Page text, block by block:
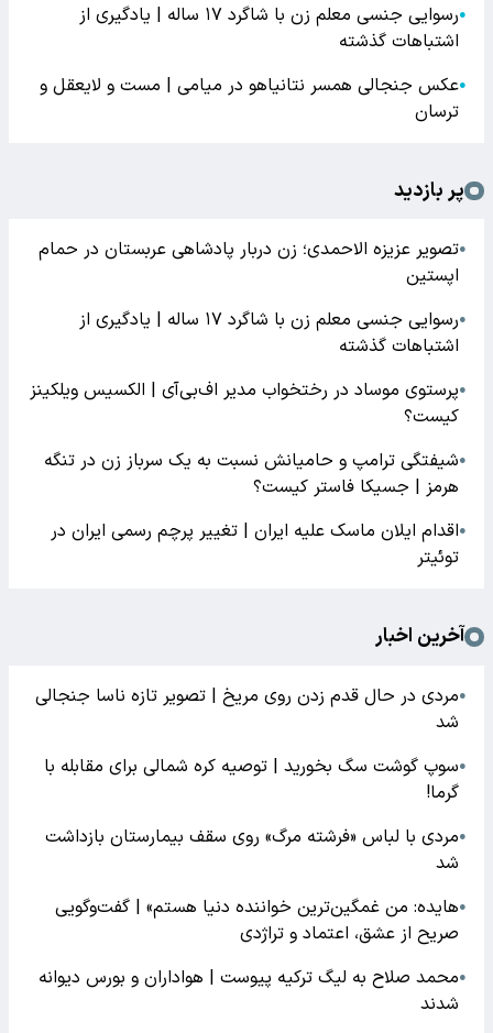
●
رسوایی جنسی معلم زن با شاگرد ۱۷ ساله | یادگیری از
اشتباهات گذشته
●عکس جنجالی همسر نتانیاهو در میامی | مست و لایعقل و
ترسان
پر بازدید
●تصویر عزیزه الاحمدی؛ زن دربار پادشاهی عربستان در حمام
اپستین
●
رسوایی جنسی معلم زن با شاگرد ۱۷ ساله | یادگیری از
اشتباهات گذشته
●پرستوی موساد در رختخواب مدیر اف‌بی‌آی | الکسیس ویلکینز
کیست؟
●شیفتگی ترامپ و حامیانش نسبت به یک سرباز زن در تنگه
هرمز | جسیکا فاستر کیست؟
●اقدام ایلان ماسک علیه ایران | تغییر پرچم رسمی ایران در
توئیتر
آخرین اخبار
●مردی در حال قدم زدن روی مریخ | تصویر تازه ناسا جنجالی
شد
●سوپ گوشت سگ بخورید | توصیه کره شمالی برای مقابله با
گرما!
●مردی با لباس «فرشته مرگ» روی سقف بیمارستان بازداشت
شد
●هایده: من غمگین‌ترین خواننده دنیا هستم» | گفت‌وگویی
صریح از عشق، اعتماد و تراژدی
●محمد صلاح به لیگ ترکیه پیوست | هواداران و بورس دیوانه
شدند